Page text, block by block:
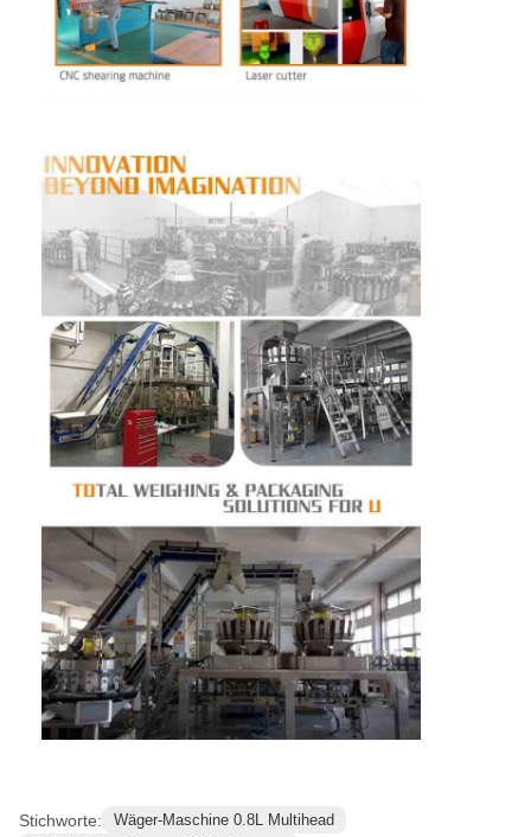
Stichworte:
Wäger-Maschine 0.8L Multihead